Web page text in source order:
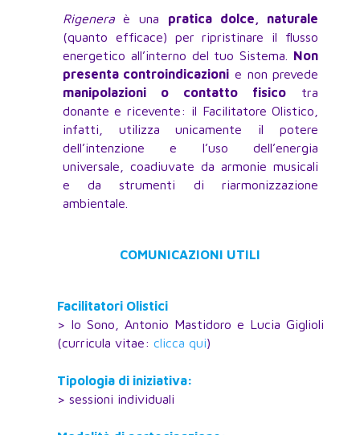
Rigeneraè una pratica dolce, naturale
(quanto efficace) per ripristinare il flusso
energetico all’interno del tuo Sistema. Non
presenta controindicazioni e non prevede
manipolazioni o contatto fisico tra
donante e ricevente: il Facilitatore Olistico,
infatti, utilizza unicamente il potere
dell’intenzione e l’uso dell’energia
universale, coadiuvate da armonie musicali
e da strumenti di riarmonizzazione
ambientale.
COMUNICAZIONI UTILI
Facilitatori Olistici
> Io Sono, Antonio Mastidoro e Lucia Giglioli
(curricula vitae: clicca qui)
Tipologia di iniziativa:
> sessioni individuali